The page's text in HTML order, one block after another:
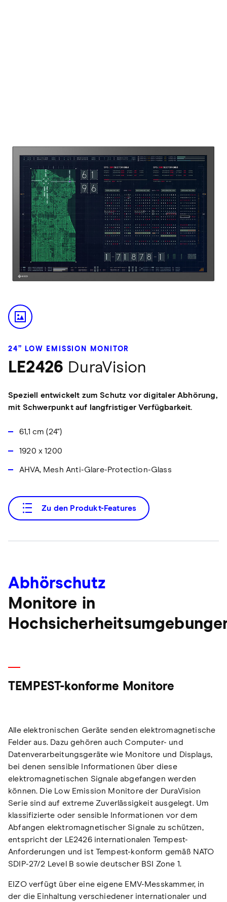
24” LOW EMISSION MONITOR
LE2426 DuraVision
Speziell entwickelt zum Schutz vor digitaler Abhörung,
mit Schwerpunkt auf langfristiger Verfügbarkeit.
61,1 cm (24")
1920 x 1200
AHVA, Mesh Anti-Glare-Protection-Glass
Zu den Produkt-Features
Abhörschutz
Monitore in
TEMPEST-konforme Monitore
Alle elektronischen Geräte senden elektromagnetische
Felder aus. Dazu gehören auch Computer- und
Datenverarbeitungsgeräte wie Monitore und Displays,
bei denen sensible Informationen über diese
elektromagnetischen Signale abgefangen werden
können. Die Low Emission Monitore der DuraVision
Serie sind auf extreme Zuverlässigkeit ausgelegt. Um
klassifizierte oder sensible Informationen vor dem
Abfangen elektromagnetischer Signale zu schützen,
entspricht der LE2426 internationalen Tempest-
Anforderungen und ist Tempest-konform gemäß NATO
SDIP-27/2 Level B sowie deutscher BSI Zone 1.
EIZO verfügt über eine eigene EMV-Messkammer, in
der die Einhaltung verschiedener internationaler und